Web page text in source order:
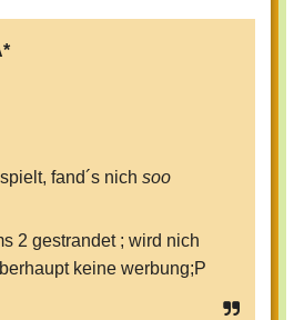
fand´s nich soo
2 gestrandet ; wird nich
keine werbung;P